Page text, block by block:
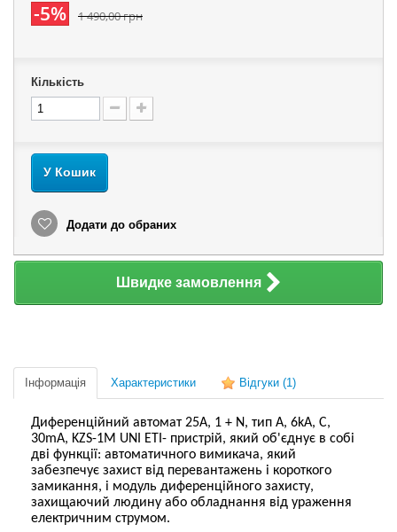
-5% 1 490,00 грн
Кількість
У Кошик
Додати до обраних
Швидке замовлення
Інформація Характеристики Відгуки (1)
Диференційний автомат 25А, 1 + N, тип А, 6kA, C,
30mA, KZS-1M UNI ETI - пристрій, який об'єднує в собі
дві функції: автоматичного вимикача, який
забезпечує захист від перевантажень і короткого
замикання, і модуль диференційного захисту,
захищаючий людину або обладнання від ураження
електричним струмом.